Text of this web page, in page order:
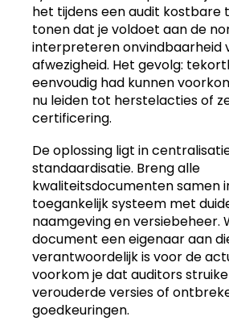
het tijdens een audit kostbare
tonen dat je voldoet aan de
interpreteren onvindbaarheid
afwezigheid. Het gevolg:
eenvoudig had kunnen
nu leiden tot herstelacties of
certificering.
De oplossing ligt in
standaardisatie. Breng alle
kwaliteitsdocumenten samen
toegankelijk systeem met
naamgeving en versiebeheer.
document een eigenaar aan
verantwoordelijk is voor de
voorkom je dat auditors
verouderde versies of
goedkeuringen.